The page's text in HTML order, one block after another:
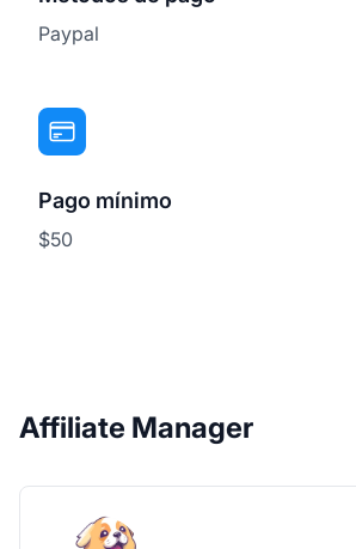
Paypal
Pago mínimo
$50
Affiliate Manager